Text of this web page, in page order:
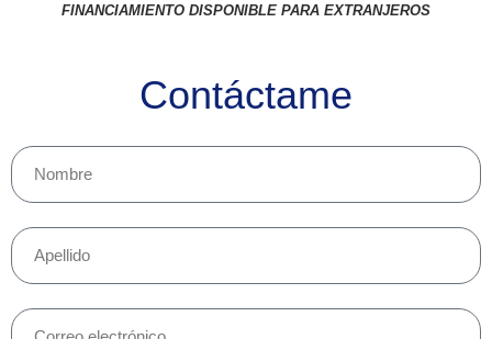
FINANCIAMIENTO DISPONIBLE PARA EXTRANJEROS
Contáctame